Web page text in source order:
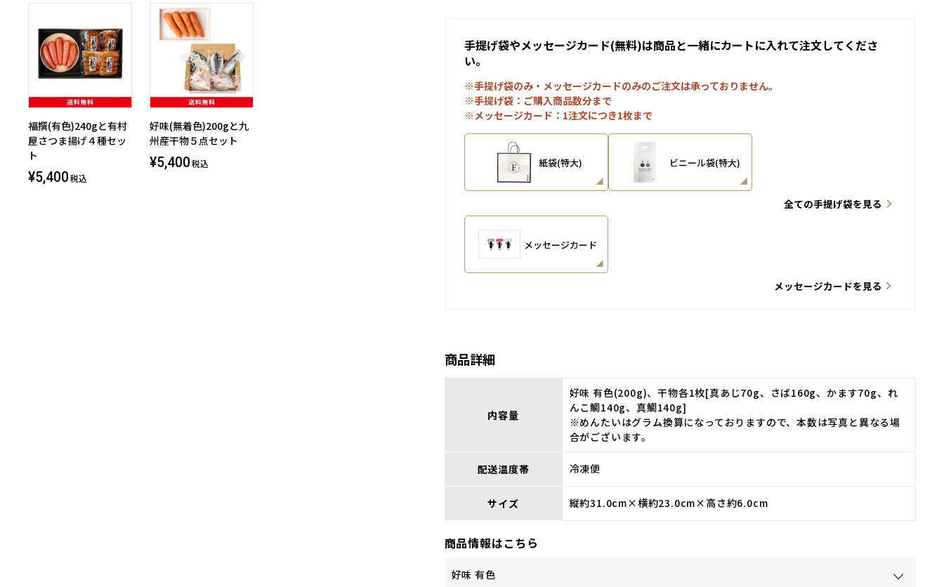
福撰(有色)240gと有村
屋さつま揚げ４種セッ
ト
¥5,400 税込
好味(無着色)200gと九
州産干物５点セット
¥5,400 税込
手提げ袋やメッセージカード(無料)は商品と一緒にカートに入れて注文してくださ
い。
※手提げ袋のみ・メッセージカードのみのご注文は承っておりません。
※手提げ袋：ご購入商品数分まで
※メッセージカード：1注文につき1枚まで
紙袋(特大) ビニール袋(特大)
全ての手提げ袋を見る
メッセージカード
メッセージカードを見る
商品詳細
内容量
好味 有色(200g)、干物各1枚[真あじ70g、さば160g、かます70g、れ
んこ鯛140g、真鯛140g]
※めんたいはグラム換算になっておりますので、本数は写真と異なる場
合がございます。
配送温度帯 冷凍便
サイズ 縦約31.0cm×横約23.0cm×高さ約6.0cm
商品情報はこちら
好味 有色